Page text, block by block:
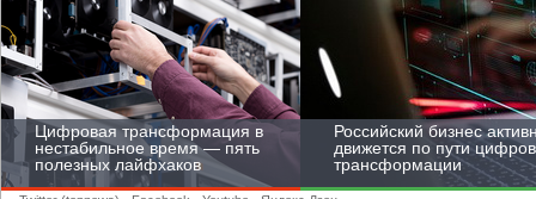
Цифровая трансформация в
нестабильное время — пять
полезных лайфхаков
Российский бизнес
движется по пути
трансформации